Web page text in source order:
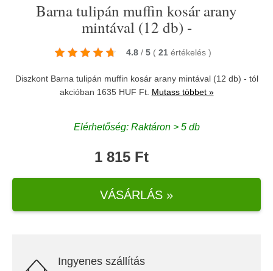
Barna tulipán muffin kosár arany
mintával (12 db) -
4.8 / 5 ( 21 értékelés )
Diszkont Barna tulipán muffin kosár arany mintával (12 db) - tól
akcióban 1635 HUF Ft. Mutass többet »
Elérhetőség: Raktáron > 5 db
1 815 Ft
VÁSÁRLÁS »
Ingyenes szállítás